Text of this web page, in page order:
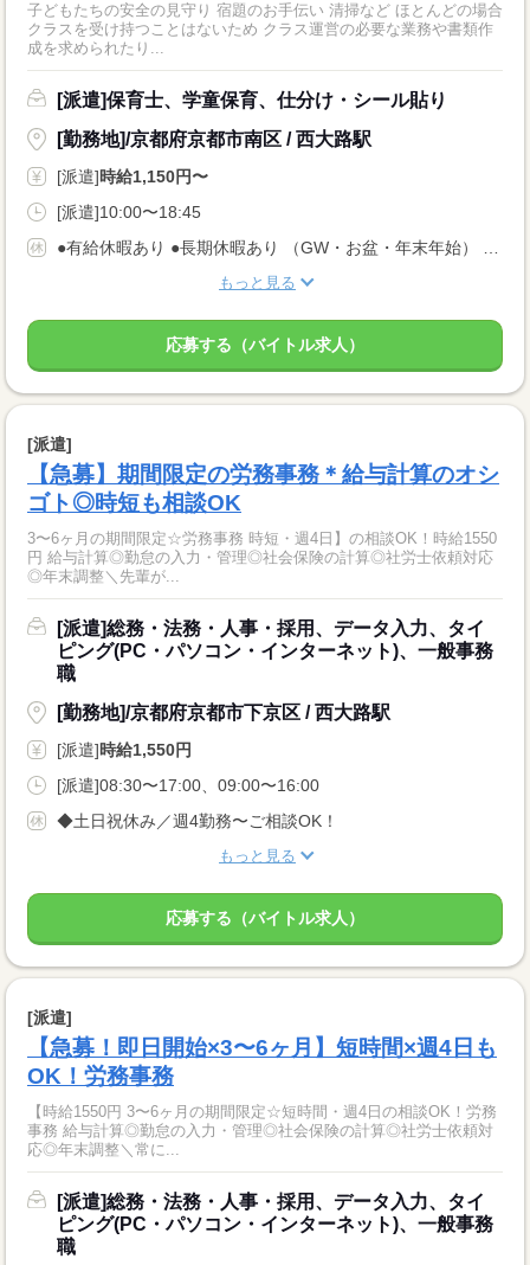
子どもたちの安全の見守り 宿題のお手伝い 清掃など ほとんどの場合
クラスを受け持つことはないため クラス運営の必要な業務や書類作
成を求められたり...
[派遣]保育士、学童保育、仕分け・シール貼り
[勤務地]/京都府京都市南区 / 西大路駅
[派遣]時給1,150円〜
[派遣]10:00〜18:45
●有給休暇あり ●長期休暇あり （GW・お盆・年末年始） ●産休・育休・介護休暇あり ※産休育休取得率：95％！
もっと見る
応募する（バイトル求人）
[派遣]
【急募】期間限定の労務事務＊給与計算のオシ
ゴト◎時短も相談OK
3〜6ヶ月の期間限定☆労務事務 時短・週4日】の相談OK！時給1550
円 給与計算◎勤怠の入力・管理◎社会保険の計算◎社労士依頼対応
◎年末調整＼先輩が...
[派遣]総務・法務・人事・採用、データ入力、タイ
ピング(PC・パソコン・インターネット)、一般事務
職
[勤務地]/京都府京都市下京区 / 西大路駅
[派遣]時給1,550円
[派遣]08:30〜17:00、09:00〜16:00
◆土日祝休み／週4勤務〜ご相談OK！
もっと見る
応募する（バイトル求人）
[派遣]
【急募！即日開始×3〜6ヶ月】短時間×週4日も
OK！労務事務
【時給1550円 3〜6ヶ月の期間限定☆短時間・週4日の相談OK！労務
事務 給与計算◎勤怠の入力・管理◎社会保険の計算◎社労士依頼対
応◎年末調整＼常に...
[派遣]総務・法務・人事・採用、データ入力、タイ
ピング(PC・パソコン・インターネット)、一般事務
職